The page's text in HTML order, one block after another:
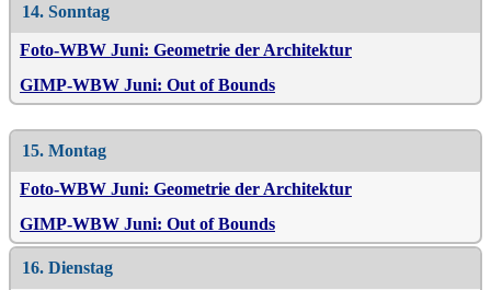
14. Sonntag
Foto-WBW Juni: Geometrie der Architektur
GIMP-WBW Juni: Out of Bounds
15. Montag
Foto-WBW Juni: Geometrie der Architektur
GIMP-WBW Juni: Out of Bounds
16. Dienstag